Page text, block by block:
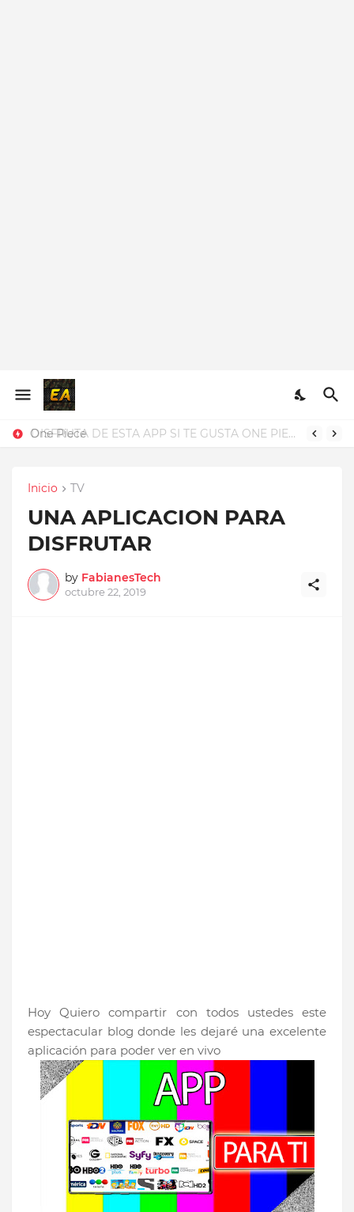
DISFRUTA DE ESTA APP SI TE GUSTA ONE PIECE
One Piece
Inicio TV
UNA APLICACION PARA
DISFRUTAR
by FabianesTech
octubre 22, 2019
Hoy Quiero compartir con todos ustedes este
espectacular blog donde les dejaré una excelente
aplicación para poder ver en vivo